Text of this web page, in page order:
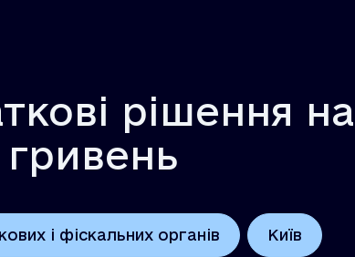
Системні
рішення на
і фіскальних органів Київ